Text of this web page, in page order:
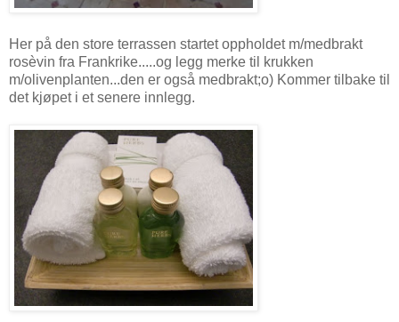
Her på den store terrassen startet oppholdet m/medbrakt
rosèvin fra Frankrike.....og legg merke til krukken
m/olivenplanten...den er også medbrakt;o) Kommer tilbake til
det kjøpet i et senere innlegg.